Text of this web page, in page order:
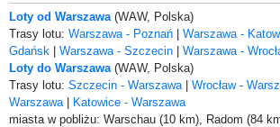
Loty od Warszawa (WAW, Polska)
Trasy lotu: Warszawa - Poznań | Warszawa -
Gdańsk | Warszawa - Szczecin | Warszawa -
Loty do Warszawa (WAW, Polska)
Trasy lotu: Szczecin - Warszawa | Wrocław -
Warszawa | Katowice - Warszawa
miasta w pobliżu: Warschau (10 km), Radom (84